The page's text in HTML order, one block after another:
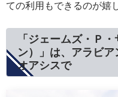
ての利用もできるのが嬉
「ジェームズ・Ｐ
ン）」は、アラビア
オアシスで